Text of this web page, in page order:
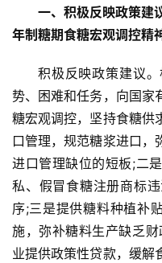
一、积极反映政策建
年制糖期食糖宏观调控精
积极反映政策建议
势、困难和任务，向国家
糖宏观调控，坚持食糖供
口管理，规范糖浆进口，
进口管理缺位的短板;二
私、假冒食糖注册商标
序;三是提供糖料种植补
施，弥补糖料生产缺乏
业提供政策性贷款，缓解